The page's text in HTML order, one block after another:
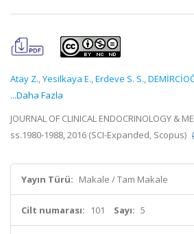
Atay Z.,Yesilkaya E.,Erdeve S. S.,
...Daha Fazla
JOURNAL OF CLINICAL ENDOCRINOLOGY &
ss.1980-1988, 2016 (SCI-Expanded, Scopus)
Yayın Türü: Makale / Tam Makale
Cilt numarası: 101 Sayı: 5